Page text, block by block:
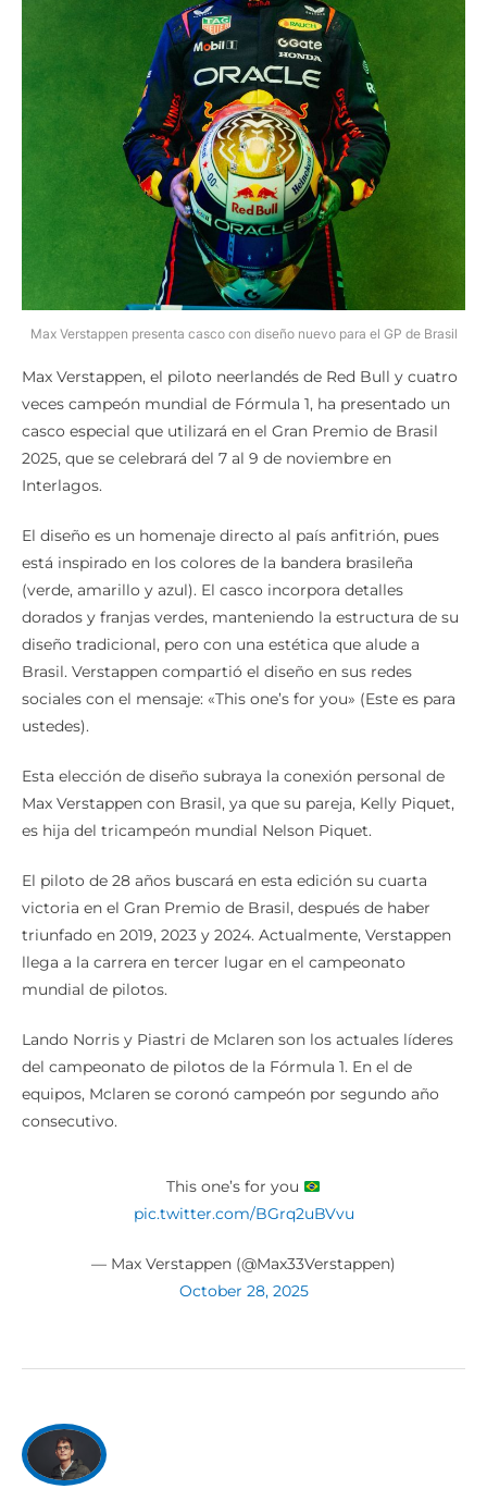
Max Verstappen presenta casco con diseño nuevo para el GP de Brasil
Max Verstappen, el piloto neerlandés de Red Bull y cuatro
veces campeón mundial de Fórmula 1, ha presentado un
casco especial que utilizará en el Gran Premio de Brasil
2025, que se celebrará del 7 al 9 de noviembre en
Interlagos.
El diseño es un homenaje directo al país anfitrión, pues
está inspirado en los colores de la bandera brasileña
(verde, amarillo y azul). El casco incorpora detalles
dorados y franjas verdes, manteniendo la estructura de su
diseño tradicional, pero con una estética que alude a
Brasil. Verstappen compartió el diseño en sus redes
sociales con el mensaje: «This one’s for you» (Este es para
ustedes).
Esta elección de diseño subraya la conexión personal de
Max Verstappen con Brasil, ya que su pareja, Kelly Piquet,
es hija del tricampeón mundial Nelson Piquet.
El piloto de 28 años buscará en esta edición su cuarta
victoria en el Gran Premio de Brasil, después de haber
triunfado en 2019, 2023 y 2024. Actualmente, Verstappen
llega a la carrera en tercer lugar en el campeonato
mundial de pilotos.
Lando Norris y Piastri de Mclaren son los actuales líderes
del campeonato de pilotos de la Fórmula 1. En el de
equipos, Mclaren se coronó campeón por segundo año
consecutivo.
This one’s for you
pic.twitter.com/BGrq2uBVvu
— Max Verstappen (@Max33Verstappen)
October 28, 2025